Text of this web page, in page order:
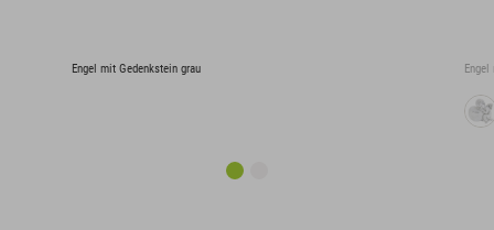
Engel mit Gedenkstein grau